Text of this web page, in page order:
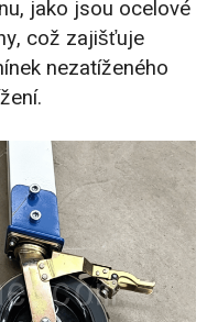
jako jsou ocelové
což zajišťuje
nezatíženého